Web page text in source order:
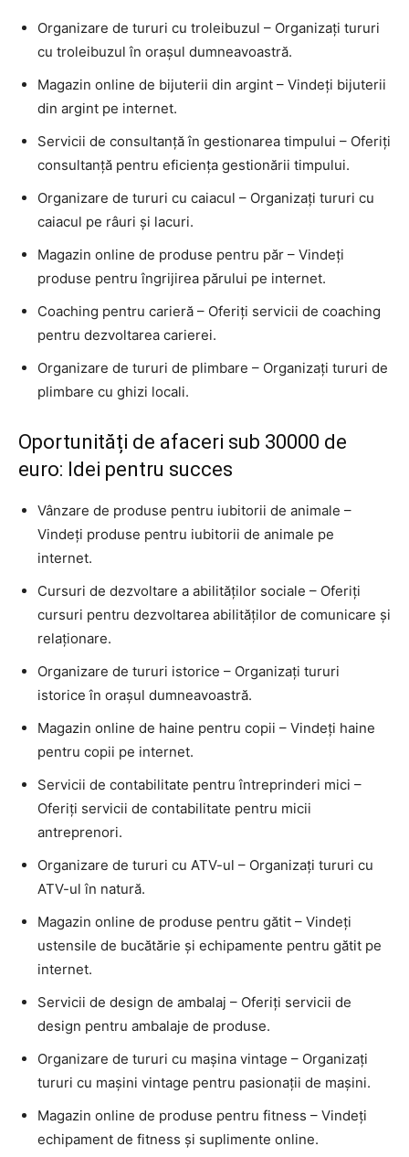
Organizare de tururi cu troleibuzul – Organizați tururi
cu troleibuzul în orașul dumneavoastră.
Magazin online de bijuterii din argint – Vindeți bijuterii
din argint pe internet.
Servicii de consultanță în gestionarea timpului – Oferiți
consultanță pentru eficiența gestionării timpului.
Organizare de tururi cu caiacul – Organizați tururi cu
caiacul pe râuri și lacuri.
Magazin online de produse pentru păr – Vindeți
produse pentru îngrijirea părului pe internet.
Coaching pentru carieră – Oferiți servicii de coaching
pentru dezvoltarea carierei.
Organizare de tururi de plimbare – Organizați tururi de
plimbare cu ghizi locali.
Oportunități de afaceri sub 30000 de
euro: Idei pentru succes
Vânzare de produse pentru iubitorii de animale –
Vindeți produse pentru iubitorii de animale pe
internet.
Cursuri de dezvoltare a abilităților sociale – Oferiți
cursuri pentru dezvoltarea abilităților de comunicare și
relaționare.
Organizare de tururi istorice – Organizați tururi
istorice în orașul dumneavoastră.
Magazin online de haine pentru copii – Vindeți haine
pentru copii pe internet.
Servicii de contabilitate pentru întreprinderi mici –
Oferiți servicii de contabilitate pentru micii
antreprenori.
Organizare de tururi cu ATV-ul – Organizați tururi cu
ATV-ul în natură.
Magazin online de produse pentru gătit – Vindeți
ustensile de bucătărie și echipamente pentru gătit pe
internet.
Servicii de design de ambalaj – Oferiți servicii de
design pentru ambalaje de produse.
Organizare de tururi cu mașina vintage – Organizați
tururi cu mașini vintage pentru pasionații de mașini.
Magazin online de produse pentru fitness – Vindeți
echipament de fitness și suplimente online.